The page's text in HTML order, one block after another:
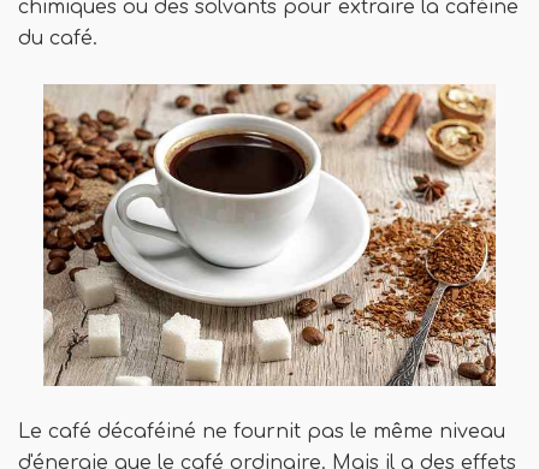
chimiques ou des solvants pour extraire la caféine
du café.
Le café décaféiné ne fournit pas le même niveau
d'énergie que le café ordinaire. Mais il a des effets